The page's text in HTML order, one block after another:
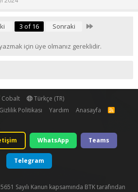
3 of 16 Sonraki Last
için üye olmanız gereklidir.
Cobalt
Türkçe (TR)
Gizlilik Politikası Yardım Anasayfa
R
WhatsApp Teams
Telegram
Sayılı Kanun kapsamında BTK tarafından